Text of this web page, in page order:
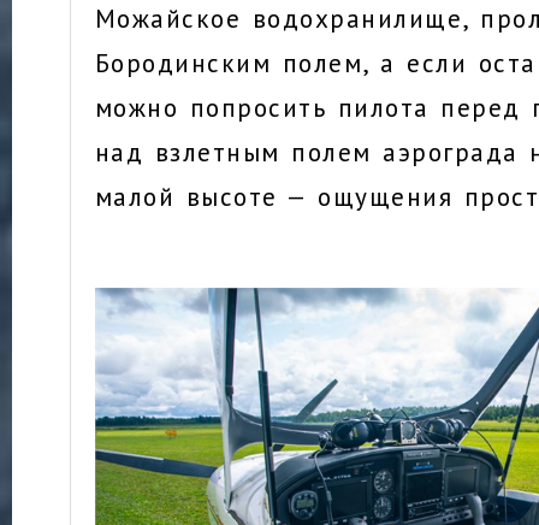
Можайское водохранилище,
Бородинским полем, а если
можно попросить пилота перед
над взлетным полем аэрограда
малой высоте — ощущения